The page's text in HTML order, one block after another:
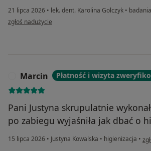
21 lipca 2026 • lek. dent. Karolina Golczyk •
w opinii użytkownika Iza
zgłoś nadużycie
Marcin Płatność i wizyta
Pani Justyna skrupulatnie
po zabiegu wyjaśniła jak dbać o
15 lipca 2026 • Justyna Kowalska • higienizacja • w